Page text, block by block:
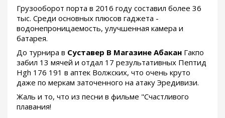
Грузооборот порта в 2016 году составил более 36
тыс. Среди основных плюсов гаджета -
водонепроницаемость, улучшенная камера и
батарея.
До турнира в Суставер В Магазине Абакан Гакпо
забил 13 мячей и отдал 17 результативных Пептид
Hgh 176 191 в аптек Волжских, что очень круто
даже по меркам заточенного на атаку Эредивизи.
Жаль и то, что из песни в фильме "Счастливого
плавания!